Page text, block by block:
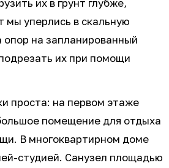
их в грунт глубже,
мы уперлись в скальную
на запланированный
их при помощи
проста: на первом этаже
помещение для отдыха
В многоквартирном доме
студией. Санузел площадью